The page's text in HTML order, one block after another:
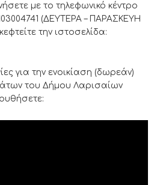
με το τηλεφωνικό κέντρο
(ΔΕΥΤΕΡΑ – ΠΑΡΑΣΚΕΥΗ
την ιστοσελίδα:
για την ενοικίαση (δωρεάν)
του Δήμου Λαρισαίων